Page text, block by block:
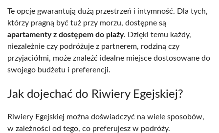
Te opcje gwarantują dużą przestrzeń i intymność. Dla tych,
którzy pragną być tuż przy morzu, dostępne są
apartamenty z dostępem do plaży. Dzięki temu każdy,
niezależnie czy podróżuje z partnerem, rodziną czy
przyjaciółmi, może znaleźć idealne miejsce dostosowane do
swojego budżetu i preferencji.
Jak dojechać do Riwiery Egejskiej?
Riwiery Egejskiej można doświadczyć na wiele sposobów,
w zależności od tego, co preferujesz w podróży.